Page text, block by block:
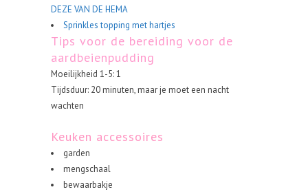
DEZE VAN DE HEMA
Sprinkles topping met hartjes
Tips voor de bereiding voor de
aardbeienpudding
Moeilijkheid 1-5: 1
Tijdsduur: 20 minuten, maar je moet een nacht
wachten
Keuken accessoires
garden
mengschaal
bewaarbakje